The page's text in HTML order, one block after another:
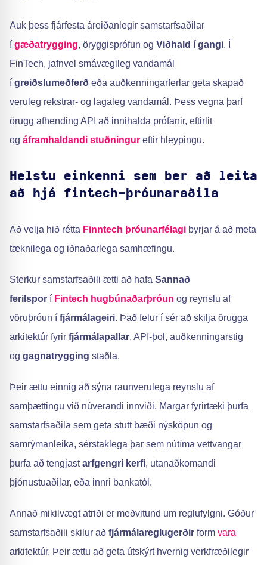
Auk þess fjárfesta áreiðanlegir samstarfsaðilar
í gæðatrygging, öryggisprófun og Viðhald í gangi. Í
FinTech, jafnvel smávægileg vandamál
í greiðslumeðferð eða auðkenningarferlar geta skapað
veruleg rekstrar- og lagaleg vandamál. Þess vegna þarf
örugg afhending API að innihalda prófanir, eftirlit
og áframhaldandi stuðningur eftir hleypingu.
Helstu einkenni sem ber að leita
að hjá fintech-þróunaraðila
Að velja hið rétta Finntech þróunarfélagi byrjar á að meta
tæknilega og iðnaðarlega samhæfingu.
Sterkur samstarfsaðili ætti að hafa Sannað
ferilspor í Fintech hugbúnaðarþróun og reynslu af
vöruþróun í fjármálageiri. Það felur í sér að skilja örugga
arkitektúr fyrir fjármálapallar, API-þol, auðkenningarstig
og gagnatrygging staðla.
Þeir ættu einnig að sýna raunverulega reynslu af
samþættingu við núverandi innviði. Margar fyrirtæki þurfa
samstarfsaðila sem geta stutt bæði nýsköpun og
samrýmanleika, sérstaklega þar sem nútíma vettvangar
þurfa að tengjastarfgengri kerfi, utanaðkomandi
þjónustuaðilar, eða innri bankatól.
Annað mikilvægt atriði er meðvitund um reglufylgni. Góður
samstarfsaðili skilur að fjármálareglugerðir form vara
arkitektúr. Þeir ættu að geta útskýrt hvernig verkfræðilegir